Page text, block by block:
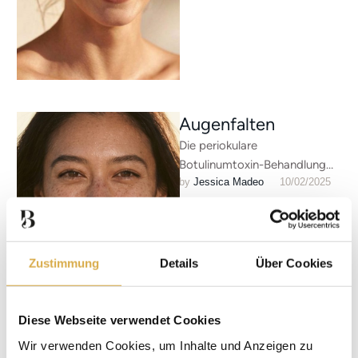
Zustimmung Details Über Cookies
Diese Webseite verwendet Cookies
Wir verwenden Cookies, um Inhalte und Anzeigen zu
Augenfalten
Die periokulare
Botulinumtoxin-Behandlung
ermöglicht eine präzise
Harmonisierung der
mimischen Augenmuskulatur.
Durch selektive Relaxation der
by Jessica Madeo 10/02/2025